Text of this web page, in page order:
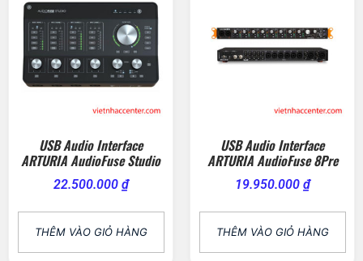
USB Audio Interface
ARTURIA AudioFuse Studio
22.500.000 ₫
THÊM VÀO GIỎ HÀNG
USB Audio Interface
ARTURIA AudioFuse 8Pre
19.950.000 ₫
THÊM VÀO GIỎ HÀNG